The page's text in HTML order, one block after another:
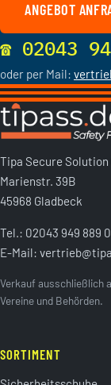
ANGEBOT
☎ 02043
oder per Mail:
Tipa Secure Solution
Marienstr. 39B
45968 Gladbeck
Tel.: 02043 949 889 0
E-Mail:
Verkauf ausschließlich
Vereine und Behörden.
SORTIMENT